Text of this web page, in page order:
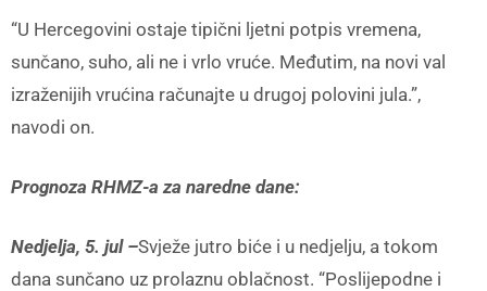
“U Hercegovini ostaje tipični ljetni potpis vremena,
sunčano, suho, ali ne i vrlo vruće. Međutim, na novi val
izraženijih vrućina računajte u drugoj polovini jula.”,
navodi on.
Prognoza RHMZ-a za naredne dane:
Nedjelja, 5. jul –Svježe jutro biće i u nedjelju, a tokom
dana sunčano uz prolaznu oblačnost. “Poslijepodne i